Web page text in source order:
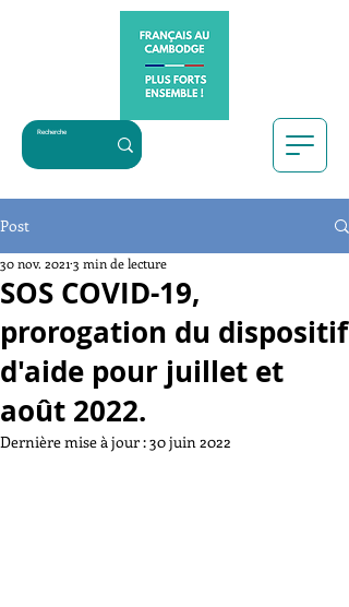
Post
SOS COVID-19,
prorogation du dispositif
d'aide pour juillet et
août 2022.
30 nov. 2021 3 min de lecture
Dernière mise à jour :30 juin 2022